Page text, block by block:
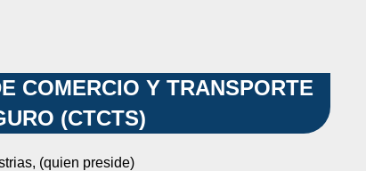
COMERCIO Y TRANSPORTE
(CTCTS)
(quien preside)